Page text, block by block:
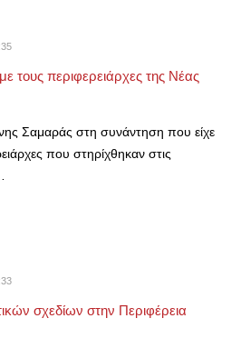
τους περιφερειάρχες της Νέας
Σαμαράς στη συνάντηση που είχε
που στηρίχθηκαν στις
σχεδίων στην Περιφέρεια